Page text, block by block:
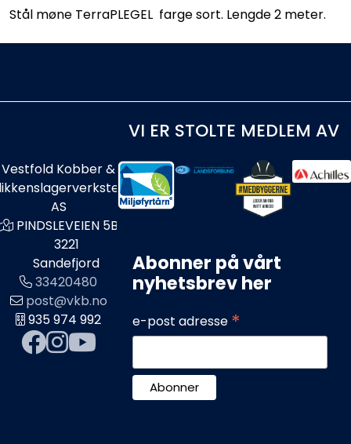
Stål møne TerraPLEGEL farge sort. Lengde 2 meter.
VI ER STOLTE MEDLEM AV
Vestfold Kobber &
AS
PINDSLEVEIEN 5B
3221
Sandefjord
33420480
post@vkb.no
935 974 992
Abonner på vårt
nyhetsbrev her
e-post adresse *